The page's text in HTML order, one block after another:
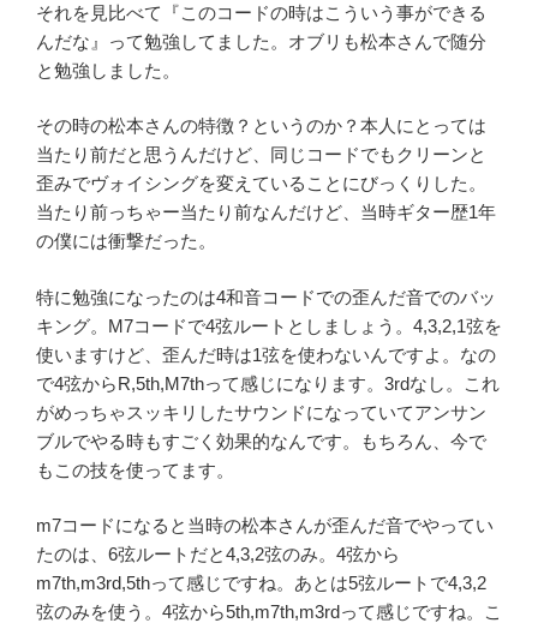
それを見比べて『このコードの時はこういう事ができる
んだな』って勉強してました。オブリも松本さんで随分
と勉強しました。
その時の松本さんの特徴？というのか？本人にとっては
当たり前だと思うんだけど、同じコードでもクリーンと
歪みでヴォイシングを変えていることにびっくりした。
当たり前っちゃー当たり前なんだけど、当時ギター歴1年
の僕には衝撃だった。
特に勉強になったのは4和音コードでの歪んだ音でのバッ
キング。M7コードで4弦ルートとしましょう。4,3,2,1弦を
使いますけど、歪んだ時は1弦を使わないんですよ。なの
で4弦からR,5th,M7thって感じになります。3rdなし。これ
がめっちゃスッキリしたサウンドになっていてアンサン
ブルでやる時もすごく効果的なんです。もちろん、今で
もこの技を使ってます。
m7コードになると当時の松本さんが歪んだ音でやってい
たのは、6弦ルートだと4,3,2弦のみ。4弦から
m7th,m3rd,5thって感じですね。あとは5弦ルートで4,3,2
弦のみを使う。4弦から5th,m7th,m3rdって感じですね。こ